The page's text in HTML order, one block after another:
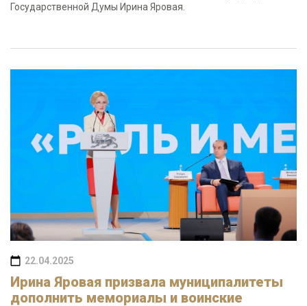
Государственной Думы Ирина Яровая.
22.04.2025
Ирина Яровая призвала муниципалитеты
дополнить мемориалы и воинские